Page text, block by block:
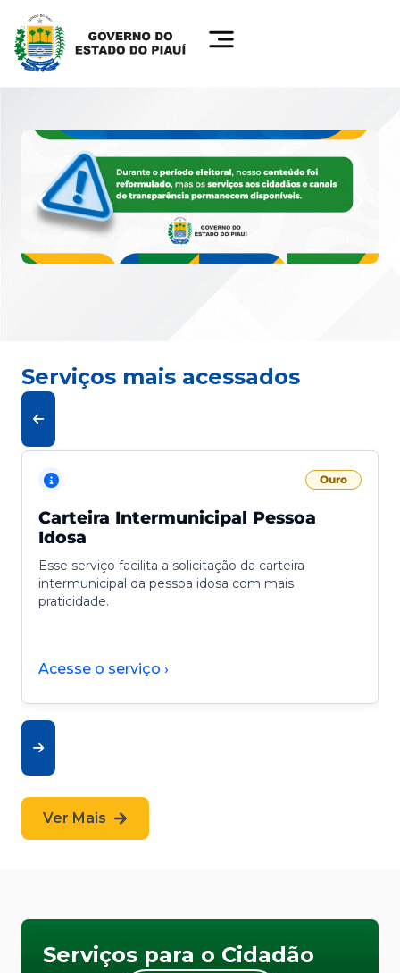
Serviços mais acessados
Ouro
Carteira Intermunicipal Pessoa
Idosa
Esse serviço facilita a solicitação da carteira
intermunicipal da pessoa idosa com mais
praticidade.
Acesse o serviço ›
Ver Mais
Serviços para o Cidadão